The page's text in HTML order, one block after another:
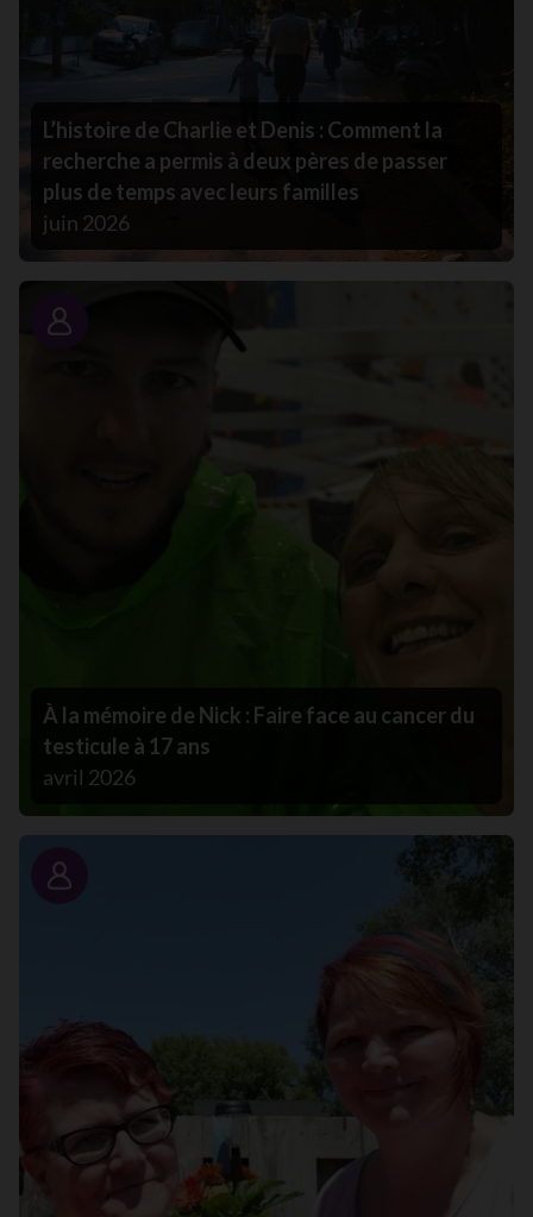
L’histoire de Charlie et Denis : Comment la
recherche a permis à deux pères de passer
plus de temps avec leurs familles
juin 2026
Portrait
À la mémoire de Nick : Faire face au cancer du
testicule à 17 ans
avril 2026
Portrait